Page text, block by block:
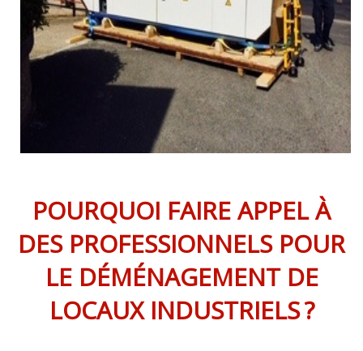
POURQUOI FAIRE APPEL À
DES PROFESSIONNELS POUR
LE DÉMÉNAGEMENT DE
LOCAUX INDUSTRIELS ?